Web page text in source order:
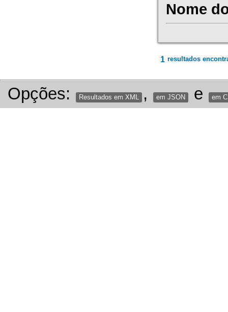
Nome
1 resultados
Opções: Resultados em XML , em JSON e em